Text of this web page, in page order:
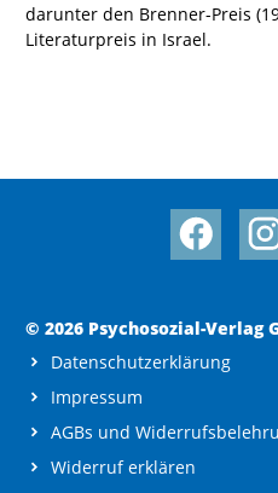
darunter den Brenner-Preis
Literaturpreis in Israel.
© 2026 Psychosozial-Verlag
Datenschutzerklärung
Impressum
AGBs und
Widerruf erklären